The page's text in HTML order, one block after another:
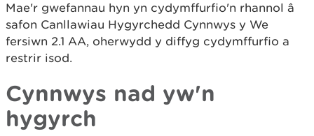
Mae'r gwefannau hyn yn cydymffurfio'n rhannol â
safon Canllawiau Hygyrchedd Cynnwys y We
fersiwn 2.1 AA, oherwydd y diffyg cydymffurfio a
restrir isod.
Cynnwys nad yw'n
hygyrch